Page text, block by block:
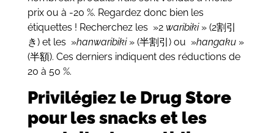
prix ou à -20 %. Regardez donc bien les
étiquettes ! Recherchez les »2 waribiki» (2割引
き) et les »hanwaribiki» (半割引) ou »hangaku»
(半額). Ces derniers indiquent des réductions de
20 à 50 %.
Privilégiez le Drug Store
pour les snacks et les